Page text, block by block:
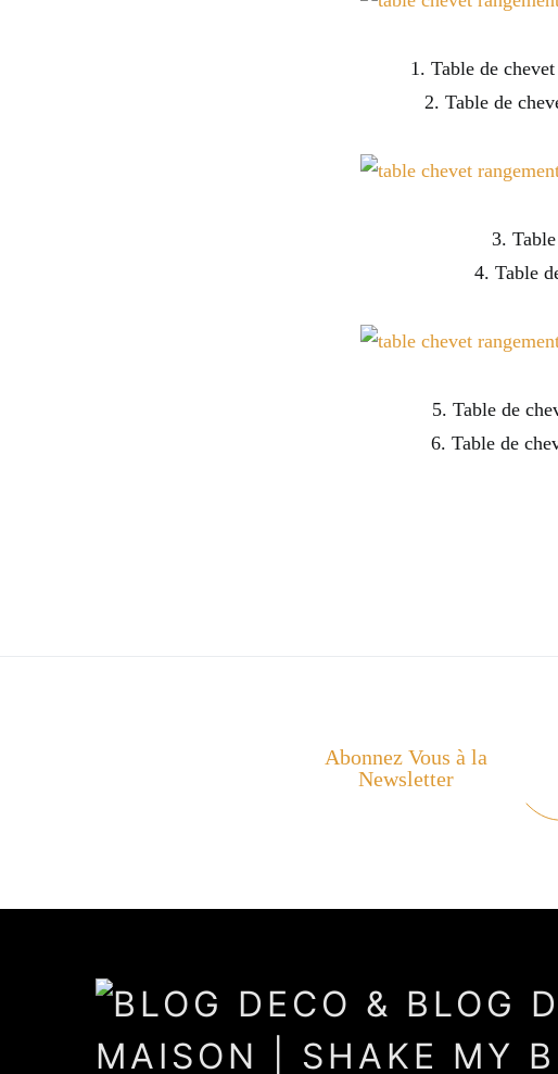
1. Table de
2. Table de
3.
4. Table
5. Table de
6. Table de
Abonnez Vous à la
Newsletter